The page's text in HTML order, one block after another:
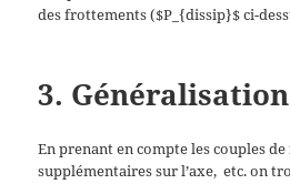
des frottements ($P_{dissip}$ ci-
3. Généralisation
En prenant en compte les couples
supplémentaires sur l’axe, etc. on